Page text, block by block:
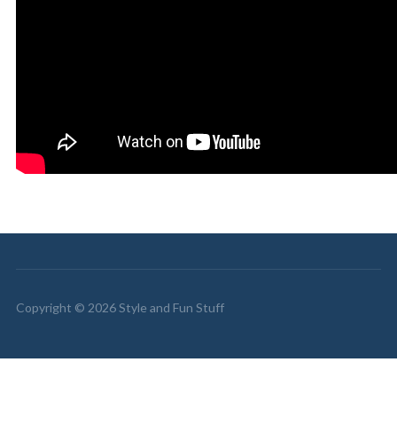
Copyright © 2026 Style and Fun Stuff